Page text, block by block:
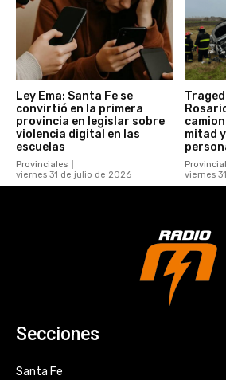
Ley Ema: Santa Fe se
convirtió en la primera
provincia en legislar sobre
violencia digital en las
escuelas
Provinciales
viernes 31 de julio de 2026
mitad
viernes
Secciones
Santa Fe